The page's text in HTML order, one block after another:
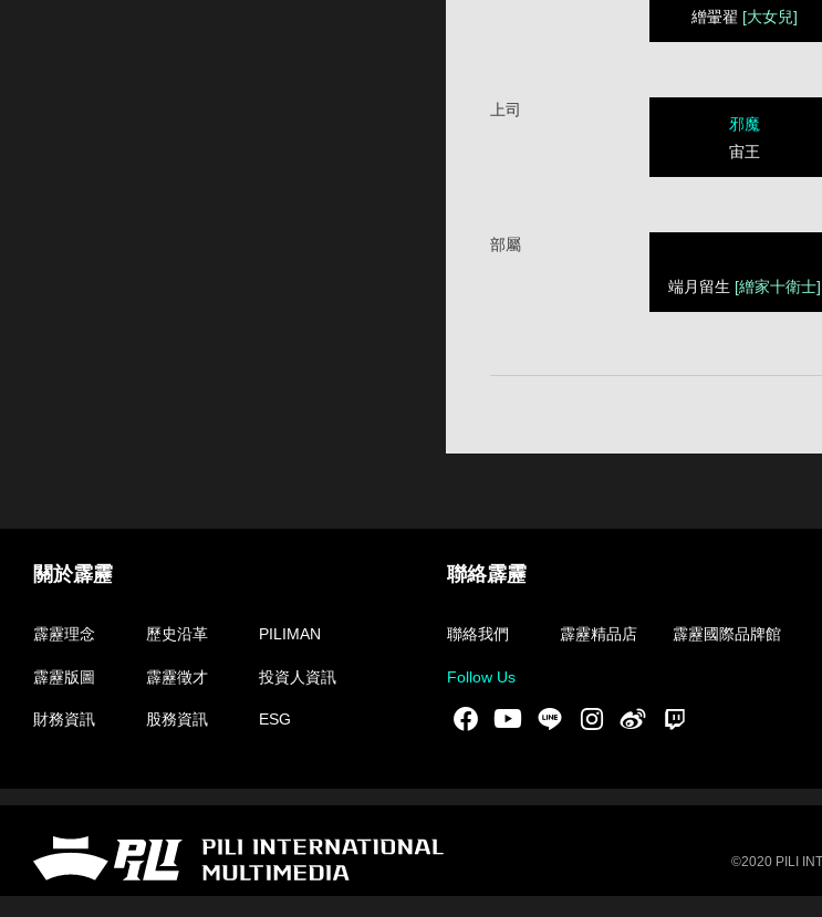
繒翬翟 [大女兒]
上司
邪魔
宙王
部屬
端月留生 [繒家十衛士]
關於霹靂
霹靂理念 歷史沿革 PILIMAN
霹靂版圖 霹靂徵才 投資人資訊
財務資訊 股務資訊 ESG
聯絡霹靂
聯絡我們 霹靂精品店 霹靂國際品牌館
Follow Us
Facebook
YoutubeLINE Instgram新浪微博
霹靂國際多媒體股份有限公司 PILI INTERNATIONAL MULTIMEDIA
©2020 PILI